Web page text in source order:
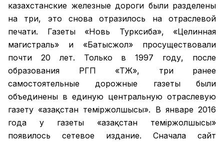
казахстанские железные дороги были разделены
на три, это снова отразилось на отраслевой
печати. Газеты «Новь Турксиба», «Целинная
магистраль» и «Батысжол» просуществовали
почти 20 лет. Только в 1997 году, после
образования РГП «ҚТЖ», три ранее
самостоятельные дорожные газеты были
объединены в единую центральную отраслевую
газету «Қазақстан темiржолшысы». В январе 2016
года у газеты «Қазақстан теміржолшысы»
появилось сетевое издание. Сначала сайт